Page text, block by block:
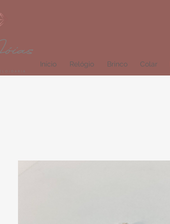
Início Relógio Brinco Colar